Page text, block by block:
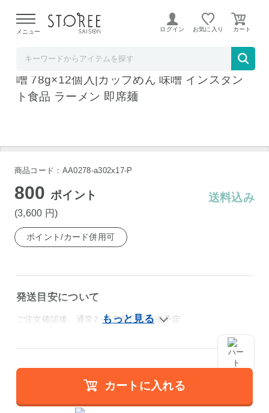
よる配送遅延が発生しております。
メニュー ログイン お気に入り
サンヨー食品 サッポロ一番 カップスター 味
噌 78g×12個入|カップめん 味噌 インスタン
ト食品 ラーメン 即席麺
商品コード：AA0278-a302x17-P
800ポイント
(3,600 円)
送料込み
ポイント/カード併用可
発送目安について
ご注文確認後、通常2～5営業日で発送予定
カートに入れる